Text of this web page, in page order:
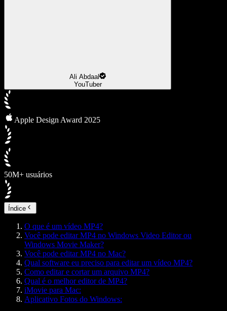
Ali Abdaal
YouTuber
Apple Design Award 2025
50M+ usuários
Índice
O que é um vídeo MP4?
Você pode editar MP4 no Windows Video Editor ou
Windows Movie Maker?
Você pode editar MP4 no Mac?
Qual software eu preciso para editar um vídeo MP4?
Como editar e cortar um arquivo MP4?
Qual é o melhor editor de MP4?
iMovie para Mac:
Aplicativo Fotos do Windows: